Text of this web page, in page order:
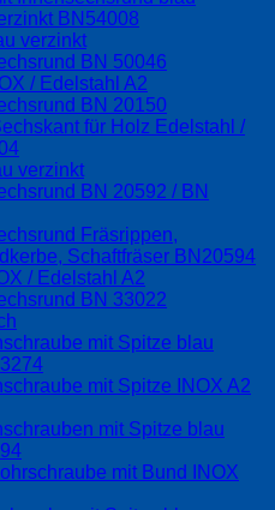
BN54008
verzinkt
BN 50046
/ Edelstahl A2
BN 20150
für Holz Edelstahl /
verzinkt
BN 20592 / BN
Fräsrippen,
Schaftfräser BN20594
/ Edelstahl A2
BN 33022
mit Spitze blau
mit Spitze INOX A2
mit Spitze blau
mit Bund INOX